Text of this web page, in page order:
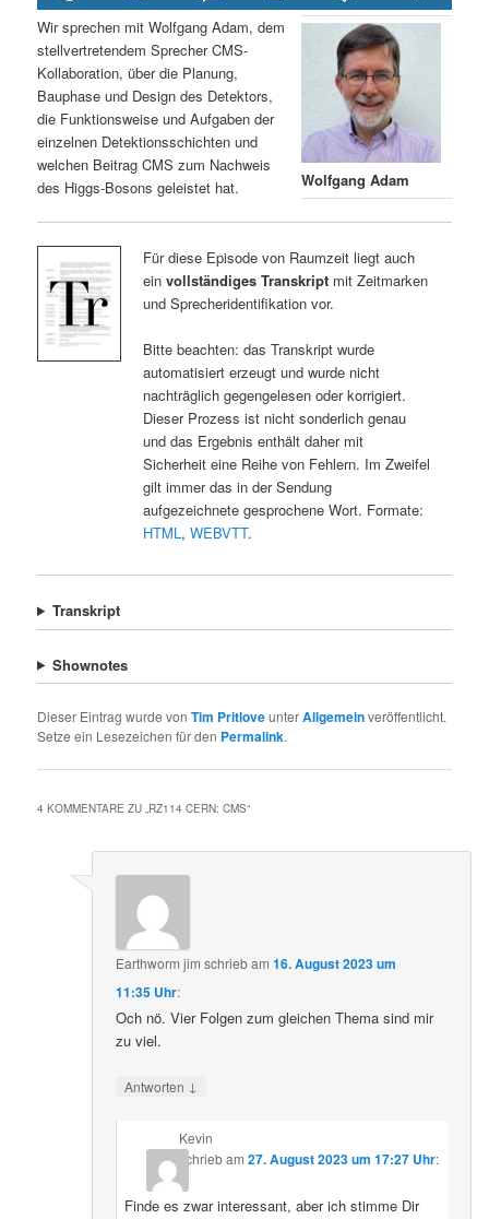
g
e
n
i
n
g
e
Wolfgang Adam
Wir sprechen mit Wolfgang Adam, dem
stellvertretendem Sprecher CMS-
Kollaboration, über die Planung,
Bauphase und Design des Detektors,
die Funktionsweise und Aufgaben der
einzelnen Detektionsschichten und
welchen Beitrag CMS zum Nachweis
des Higgs-Bosons geleistet hat.
Für diese Episode von Raumzeit liegt auch
ein vollständiges Transkriptmit Zeitmarken
und Sprecheridentifikation vor.
Bitte beachten: das Transkript wurde
automatisiert erzeugt und wurde nicht
nachträglich gegengelesen oder korrigiert.
Dieser Prozess ist nicht sonderlich genau
und das Ergebnis enthält daher mit
Sicherheit eine Reihe von Fehlern. Im Zweifel
gilt immer das in der Sendung
aufgezeichnete gesprochene Wort. Formate:
HTML, WEBVTT.
Transkript
Shownotes
Dieser Eintrag wurde vonTim PritloveunterAllgemeinveröffentlicht.
Setze ein Lesezeichen für den Permalink.
4 KOMMENTARE ZU „ RZ114 CERN: CMS“
Earthworm jim schriebam16. August 2023 um
11:35 Uhr:
Och nö. Vier Folgen zum gleichen Thema sind mir
zu viel.
Antworten ↓
Kevin
schriebam 27. August 2023 um 17:27 Uhr:
Finde es zwar interessant, aber ich stimme Dir